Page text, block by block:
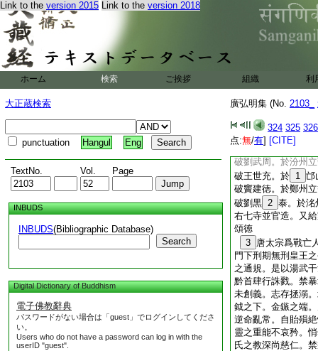
Link to the version 2015 Link to the version 2018
ホーム 検索 ご挨拶 組織 利
大正蔵検索
punctuation Hangul Eng
TextNo. Vol. Page
INBUDS
INBUDS(Bibliographic Database)
Search
Digital Dictionary of Buddhism
電子佛教辭典
パスワードがない場合は「guest」でログインしてくださ
い。
Users who do not have a password can log in with the
userID "guest".
廣弘明集 (No. 2103_
324 325 326
点:無/有] [CITE]
29 放命。封
著於圖 30 像。猶
間永纒氷炭。愀然
侶。望法鼓所＊振
支配僧徒。及修造
矜愍之意。 31
破
破 32 宋老生。於
破宋金剛。於晋州
破劉武周。於汾州
破王世充。於 1 邙
破竇建徳。於鄭州
破劉黒 2 泰。於洺
右七寺並官造。又
頌徳
3 唐太宗爲戰亡
門下刑期無刑皇王
之通規。是以湯武
黔首肆行誅戮。禁
未創義。志存拯溺
鉞之下。金鏃之端
逆命亂常。自貽殞
靈之重能不哀矜。
氏之教深尚慈仁。